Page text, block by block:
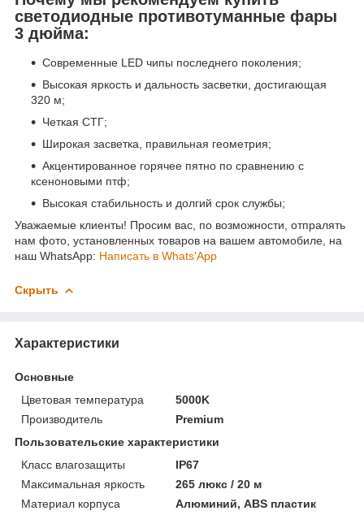
светодиодные противотуманные фары
3 дюйма:
Современные LED чипы последнего поколения;
Высокая яркость и дальность засветки, достигающая
320 м;
Четкая СТГ;
Широкая засветка, правильная геометрия;
Акцентированное горячее пятно по сравнению с
ксеноновыми птф;
Высокая стабильность и долгий срок службы;
Уважаемые клиенты! Просим вас, по возможности, отпралять
нам фото, установленных товаров на вашем автомобиле, на
наш WhatsApp: Написать в Whats'App
Скрыть
Характеристики
Основные
Цветовая температура
5000K
Производитель
Premium
Пользовательские характеристики
Класс влагозащиты
IP67
Максимальная яркость
265 люкс / 20 м
Материал корпуса
Алюминий, ABS пластик